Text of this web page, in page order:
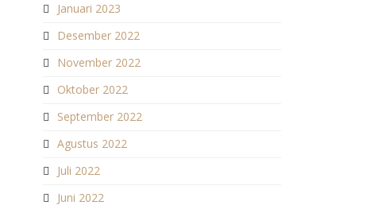
Januari 2023
Desember 2022
November 2022
Oktober 2022
September 2022
Agustus 2022
Juli 2022
Juni 2022